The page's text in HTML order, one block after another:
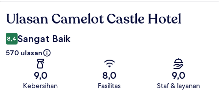
Ulasan
Ulasan Camelot Castle Hotel
8,4 Sangat Baik
570 ulasan
9,0
Kebersihan
8,0
Fasilitas
9,0
Staf & layanan